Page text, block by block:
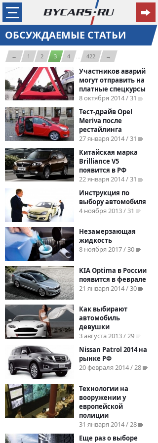
ОБСУЖДАЕМЫЕ СТАТЬИ
← 1 2 3 4 ... 422 →
Участников аварий
могут отправить на
платные спецкурсы
8 октября 2014 / 31
Тест-драйв Opel
Meriva после
рестайлинга
27 января 2014 / 31
Китайская марка
Brilliance V5
появится в РФ
22 января 2014 / 31
Инструкция по
выбору автомобиля
4 ноября 2013 / 31
Незамерзающая
жидкость
8 ноября 2017 / 30
KIA Optima в России
появится в феврале
21 января 2014 / 30
Как выбирают
автомобиль
девушки
3 августа 2013 / 29
Nissan Patrol 2014 на
рынке РФ
20 февраля 2014 / 28
Технологии на
вооружении у
европейской
полиции
31 января 2014 / 28
Еще раз о выборе